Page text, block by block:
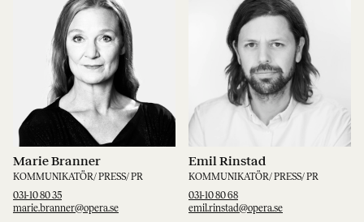
Marie Branner
KOMMUNIKATÖR/ PRESS/ PR
031-10 80 35
marie.branner@opera.se
Emil Rinstad
KOMMUNIKATÖR/ PRESS/ PR
031-10 80 68
emil.rinstad@opera.se